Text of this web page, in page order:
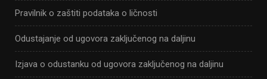
Pravilnik o zaštiti podataka o ličnosti
Odustajanje od ugovora zaključenog na daljinu
Izjava o odustanku od ugovora zaključenog na daljinu